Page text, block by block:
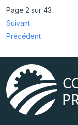
Page 2 sur 43
Suivant
Précédent